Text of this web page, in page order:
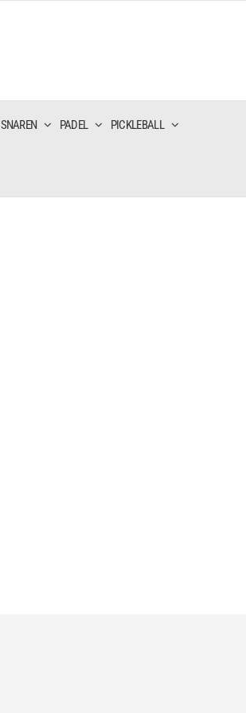
SNAREN PADEL PICKLEBALL